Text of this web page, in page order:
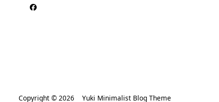
Copyright © 2026 Yuki Minimalist Blog Theme